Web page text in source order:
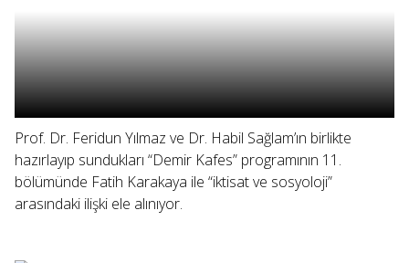
Prof. Dr. Feridun Yılmaz ve Dr. Habil Sağlam’ın birlikte
hazırlayıp sundukları “Demir Kafes” programının 11.
bölümünde Fatih Karakaya ile “iktisat ve sosyoloji”
arasındaki ilişki ele alınıyor.